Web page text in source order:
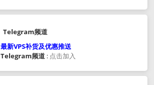
Telegram频道
最新VPS补货及优惠推送
Telegram频道 : 点击加入